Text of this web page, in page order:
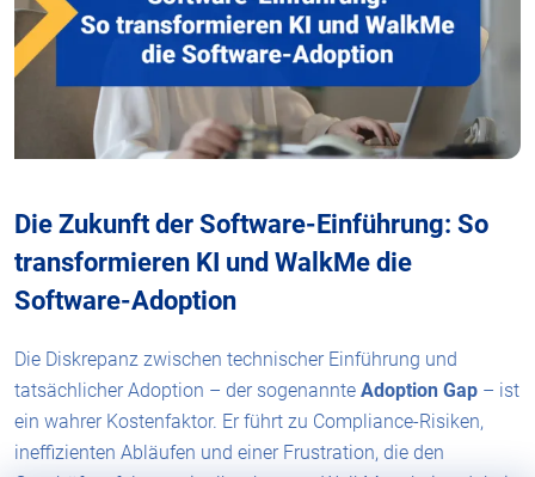
Die Zukunft der Software-Einführung: So
transformieren KI und WalkMe die
Software-Adoption
Die Diskrepanz zwischen technischer Einführung und
tatsächlicher Adoption – der sogenannte Adoption Gap – ist
ein wahrer Kostenfaktor. Er führt zu Compliance-Risiken,
ineffizienten Abläufen und einer Frustration, die den